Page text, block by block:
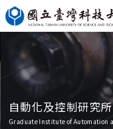
跳
到
主
控制研究所
of Automation and Control